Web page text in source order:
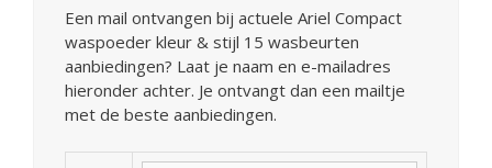
Een mail ontvangen bij actuele Ariel Compact
waspoeder kleur & stijl 15 wasbeurten
aanbiedingen? Laat je naam en e-mailadres
hieronder achter. Je ontvangt dan een mailtje
met de beste aanbiedingen.